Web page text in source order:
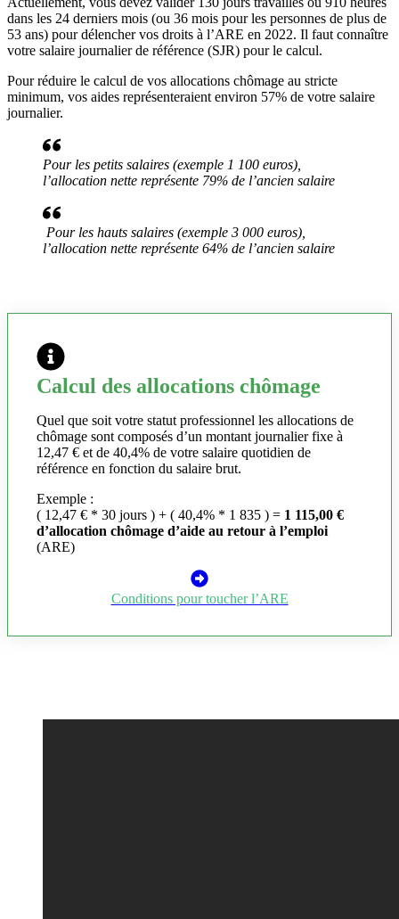
dans les 24 derniers mois (ou 36 mois pour les personnes de plus de
53 ans) pour délencher vos droits à l’ARE en 2022. Il faut connaître
votre salaire journalier de référence (SJR) pour le calcul.
Pour réduire le calcul de vos allocations chômage au stricte
minimum, vos aides représenteraient environ 57% de votre salaire
journalier.
Pour les petits salaires (exemple 1 100 euros),
l’allocation nette représente 79% de l’ancien salaire
Pour les hauts salaires (exemple 3 000 euros),
l’allocation nette représente 64% de l’ancien salaire
Calcul des allocations chômage
Quel que soit votre statut professionnel les allocations de
chômage sont composés d’un montant journalier fixe à
12,47 € et de 40,4% de votre salaire quotidien de
référence en fonction du salaire brut.
Exemple :
( 12,47 € * 30 jours ) + ( 40,4% * 1 835 ) = 1 115,00 €
d’allocation chômage d’aide au retour à l’emploi
(ARE)
Conditions pour toucher l’ARE